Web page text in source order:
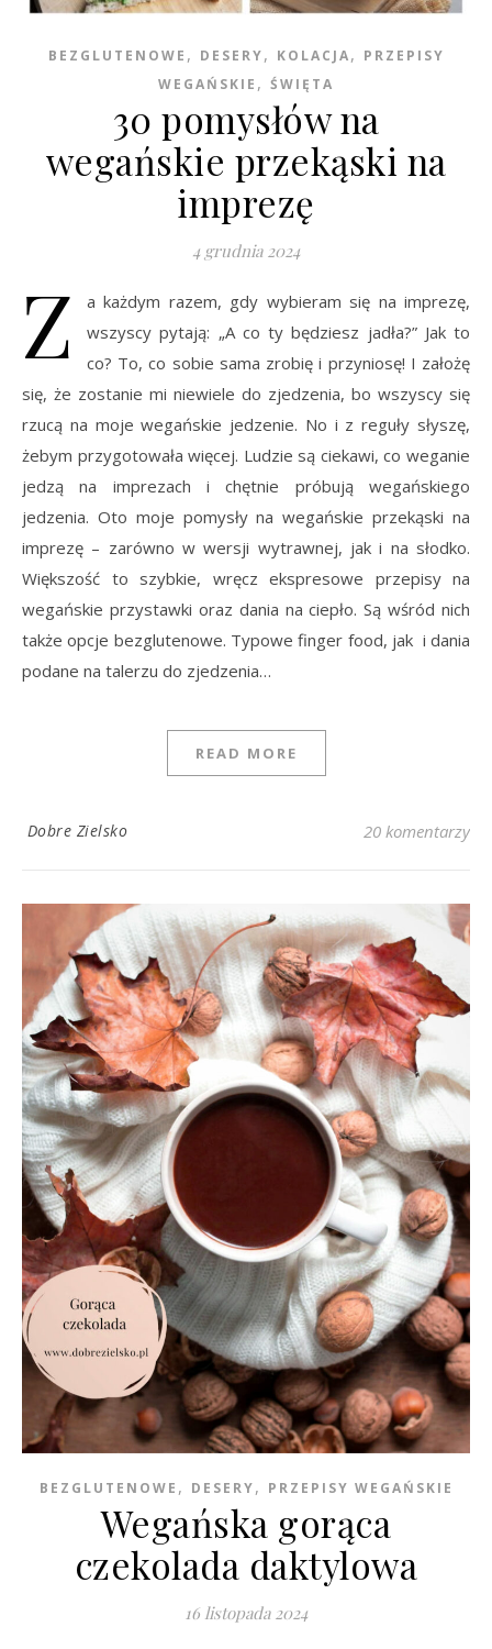
BEZGLUTENOWE , DESERY, KOLACJA, PRZEPISY
WEGAŃSKIE , ŚWIĘTA
30 pomysłów na
wegańskie przekąski na
imprezę
4 grudnia 2024
Z
a każdym razem, gdy wybieram się na imprezę,
wszyscy pytają: „A co ty będziesz jadła?” Jak to
co? To, co sobie sama zrobię i przyniosę! I założę
się, że zostanie mi niewiele do zjedzenia, bo wszyscy się
rzucą na moje wegańskie jedzenie. No i z reguły słyszę,
żebym przygotowała więcej. Ludzie są ciekawi, co weganie
jedzą na imprezach i chętnie próbują wegańskiego
jedzenia. Oto moje pomysły na wegańskie przekąski na
imprezę – zarówno w wersji wytrawnej, jak i na słodko.
Większość to szybkie, wręcz ekspresowe przepisy na
wegańskie przystawki oraz dania na ciepło. Są wśród nich
także opcje bezglutenowe. Typowe finger food, jak i dania
podane na talerzu do zjedzenia…
READ MORE
Dobre Zielsko 20 komentarzy
BEZGLUTENOWE , DESERY, PRZEPISY WEGAŃSKIE
Wegańska gorąca
czekolada daktylowa
16 listopada 2024